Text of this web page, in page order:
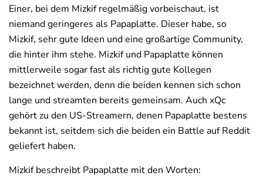
Einer, bei dem Mizkif regelmäßig vorbeischaut, ist
niemand geringeres als Papaplatte. Dieser habe, so
Mizkif, sehr gute Ideen und eine großartige Community,
die hinter ihm stehe. Mizkif und Papaplatte können
mittlerweile sogar fast als richtig gute Kollegen
bezeichnet werden, denn die beiden kennen sich schon
lange und streamten bereits gemeinsam. Auch xQc
gehört zu den US-Streamern, denen Papaplatte bestens
bekannt ist, seitdem sich die beiden ein Battle auf Reddit
geliefert haben.
Mizkif beschreibt Papaplatte mit den Worten: